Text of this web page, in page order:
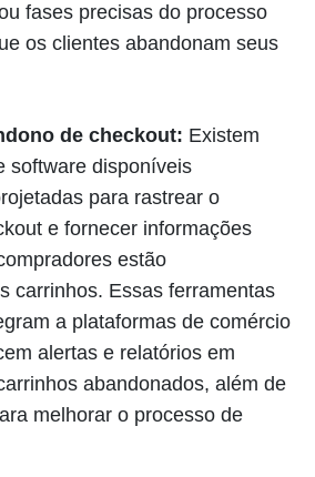
fases precisas do processo
os clientes abandonam seus
de checkout: Existem
software disponíveis
para rastrear o
e fornecer informações
estão
carrinhos. Essas ferramentas
a plataformas de comércio
alertas e relatórios em
abandonados, além de
melhorar o processo de